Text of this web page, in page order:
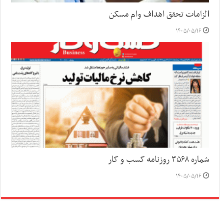
الزامات تحقق اهداف وام مسکن
۱۴۰۵/۰۵/۱۶
شماره ۳۵۶۸ روزنامه کسب و کار
۱۴۰۵/۰۵/۱۶